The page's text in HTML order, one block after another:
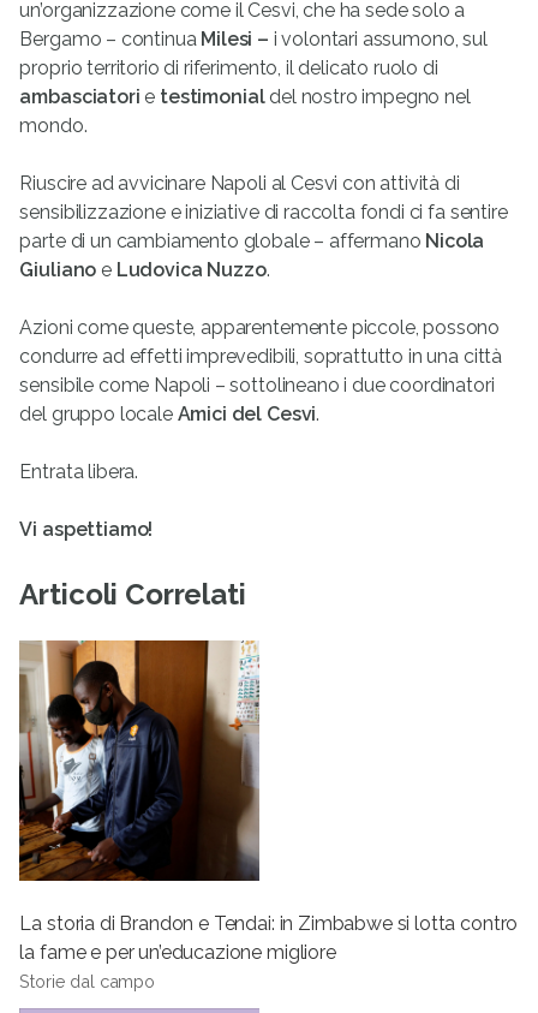
un’organizzazione come il Cesvi, che ha sede solo a
Bergamo – continua Milesi – i volontari assumono, sul
proprio territorio di riferimento, il delicato ruolo di
ambasciatori e testimonialdel nostro impegno nel
mondo.
Riuscire ad avvicinare Napoli al Cesvi con attività di
sensibilizzazione e iniziative di raccolta fondi ci fa sentire
parte di un cambiamento globale – affermano Nicola
Giuliano e Ludovica Nuzzo.
Azioni come queste, apparentemente piccole, possono
condurre ad effetti imprevedibili, soprattutto in una città
sensibile come Napoli – sottolineano i due coordinatori
del gruppo locale Amici del Cesvi.
Entrata libera.
Vi aspettiamo!
Articoli Correlati
La storia di Brandon e Tendai: in Zimbabwe si lotta contro
la fame e per un’educazione migliore
Storie dal campo